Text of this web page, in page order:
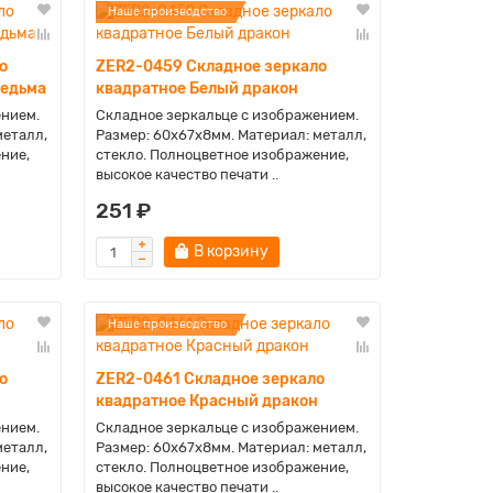
Наше производство
ZER2-0459 Складное зеркало
квадратное Белый дракон
Складное зеркальце с изображением.
Размер: 60х67х8мм. Материал: металл,
стекло. Полноцветное изображение,
высокое качество печати ..
251 ₽
В корзину
Наше производство
ZER2-0461 Складное зеркало
квадратное Красный дракон
Складное зеркальце с изображением.
Размер: 60х67х8мм. Материал: металл,
стекло. Полноцветное изображение,
высокое качество печати ..